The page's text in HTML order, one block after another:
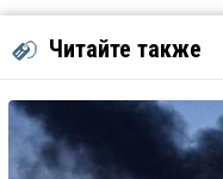
Читайте также